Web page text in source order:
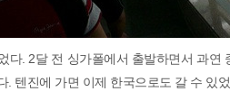
다. 2달 전 싱가폴에서 출발하면서 과
. 텐진에 가면 이제 한국으로도 갈 수 있